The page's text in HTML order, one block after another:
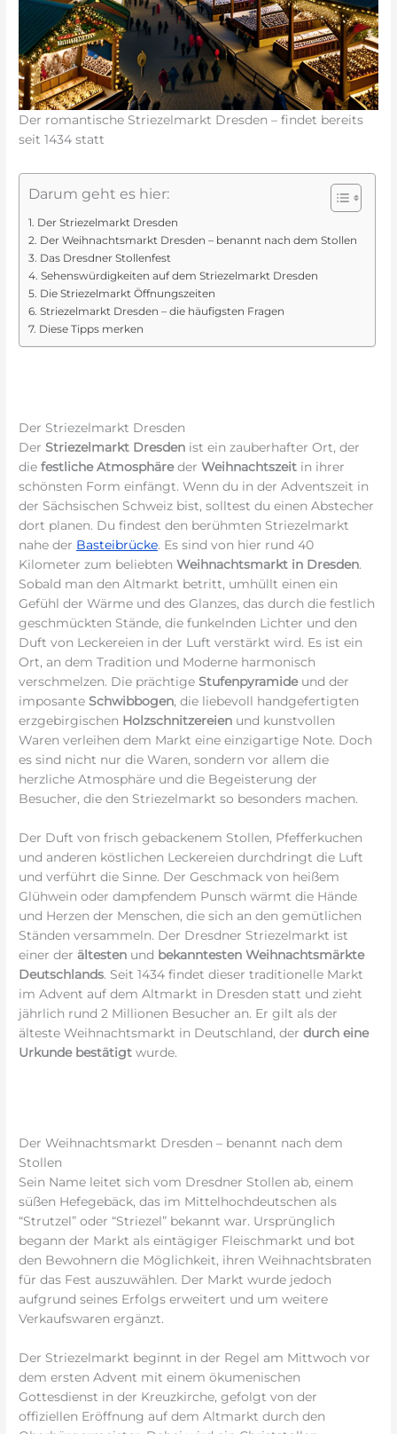
Der romantische Striezelmarkt Dresden – findet bereits
seit 1434 statt
Darum geht es hier:
Der Striezelmarkt Dresden
Der Weihnachtsmarkt Dresden – benannt nach dem Stollen
Das Dresdner Stollenfest
Sehenswürdigkeiten auf dem Striezelmarkt Dresden
Die Striezelmarkt Öffnungszeiten
Striezelmarkt Dresden – die häufigsten Fragen
Diese Tipps merken
Der Striezelmarkt Dresden
DerStriezelmarkt Dresden ist ein zauberhafter Ort, der
diefestliche AtmosphärederWeihnachtszeit in ihrer
schönsten Form einfängt. Wenn du in der Adventszeit in
der Sächsischen Schweiz bist, solltest du einen Abstecher
dort planen. Du findest den berühmten Striezelmarkt
nahe der Basteibrücke. Es sind von hier rund 40
Kilometer zum beliebtenWeihnachtsmarkt in Dresden.
Sobald man den Altmarkt betritt, umhüllt einen ein
Gefühl der Wärme und des Glanzes, das durch die festlich
geschmückten Stände, die funkelnden Lichter und den
Duft von Leckereien in der Luft verstärkt wird. Es ist ein
Ort, an dem Tradition und Moderne harmonisch
verschmelzen. Die prächtigeStufenpyramide und der
imposanteSchwibbogen, die liebevoll handgefertigten
erzgebirgischen Holzschnitzereien und kunstvollen
Waren verleihen dem Markt eine einzigartige Note. Doch
es sind nicht nur die Waren, sondern vor allem die
herzliche Atmosphäre und die Begeisterung der
Besucher, die den Striezelmarkt so besonders machen.
Der Duft von frisch gebackenem Stollen, Pfefferkuchen
und anderen köstlichen Leckereien durchdringt die Luft
und verführt die Sinne. Der Geschmack von heißem
Glühwein oder dampfendem Punsch wärmt die Hände
und Herzen der Menschen, die sich an den gemütlichen
Ständen versammeln. Der Dresdner Striezelmarkt ist
einer derältesten und bekanntesten Weihnachtsmärkte
Deutschlands. Seit 1434 findet dieser traditionelle Markt
im Advent auf dem Altmarkt in Dresden statt und zieht
jährlich rund 2 Millionen Besucher an. Er gilt als der
älteste Weihnachtsmarkt in Deutschland, derdurch eine
Urkunde bestätigt wurde.
Der Weihnachtsmarkt Dresden – benannt nach dem
Stollen
Sein Name leitet sich vom Dresdner Stollen ab, einem
süßen Hefegebäck, das im Mittelhochdeutschen als
“Strutzel” oder “Striezel” bekannt war. Ursprünglich
begann der Markt als eintägiger Fleischmarkt und bot
den Bewohnern die Möglichkeit, ihren Weihnachtsbraten
für das Fest auszuwählen. Der Markt wurde jedoch
aufgrund seines Erfolgs erweitert und um weitere
Verkaufswaren ergänzt.
Der Striezelmarkt beginnt in der Regel am Mittwoch vor
dem ersten Advent mit einem ökumenischen
Gottesdienst in der Kreuzkirche, gefolgt von der
offiziellen Eröffnung auf dem Altmarkt durch den